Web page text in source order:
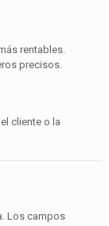
rentables.
precisos.
cliente o la
Los campos